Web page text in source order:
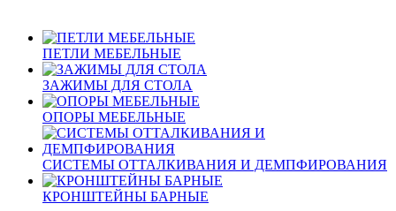
ПЕТЛИ МЕБЕЛЬНЫЕ
ЗАЖИМЫ ДЛЯ СТОЛА
ОПОРЫ МЕБЕЛЬНЫЕ
СИСТЕМЫ ОТТАЛКИВАНИЯ И ДЕМПФИРОВАНИЯ
КРОНШТЕЙНЫ БАРНЫЕ